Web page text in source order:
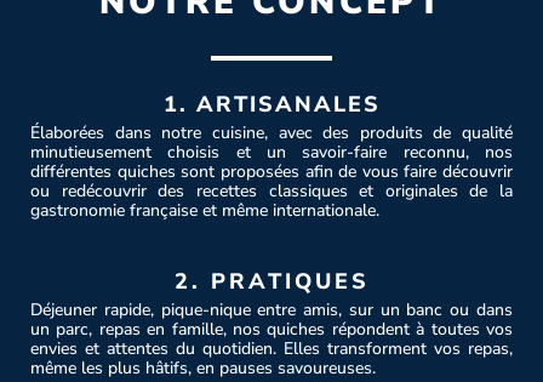
1. ARTISANALES
Élaborées dans notre cuisine, avec des produits de qualité
minutieusement choisis et un savoir-faire reconnu, nos
différentes quiches sont proposées afin de vous faire découvrir
ou redécouvrir des recettes classiques et originales de la
gastronomie française et même internationale.
2. PRATIQUES
Déjeuner rapide, pique-nique entre amis, sur un banc ou dans
un parc, repas en famille, nos quiches répondent à toutes vos
envies et attentes du quotidien. Elles transforment vos repas,
même les plus hâtifs, en pauses savoureuses.